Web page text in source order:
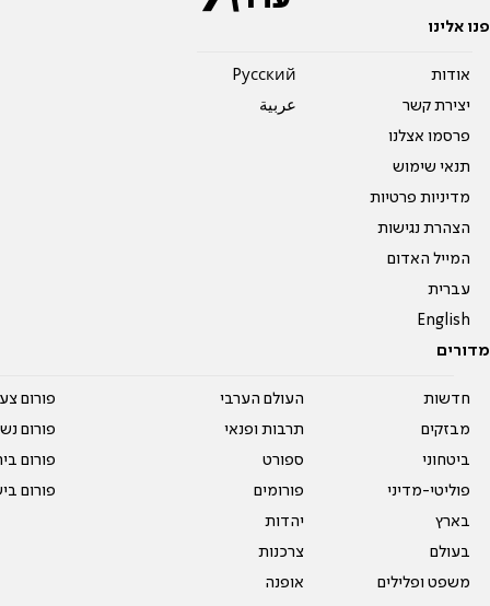
פנו אלינו
אודות
יצירת קשר
פרסמו אצלנו
תנאי שימוש
מדיניות פרטיות
הצהרת נגישות
המייל האדום
עברית
English
Pусский
عربية
מדורים
חדשות
מבזקים
ביטחוני
פוליטי-מדיני
בארץ
בעולם
משפט ופלילים
העולם הערבי
תרבות ופנאי
ספורט
פורומים
יהדות
צרכנות
אופנה
פורום
פורום
פורום
פורום